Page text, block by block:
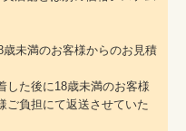
未満のお客様からのお見積
た後に18歳未満のお客様
ご負担にて返送させていた